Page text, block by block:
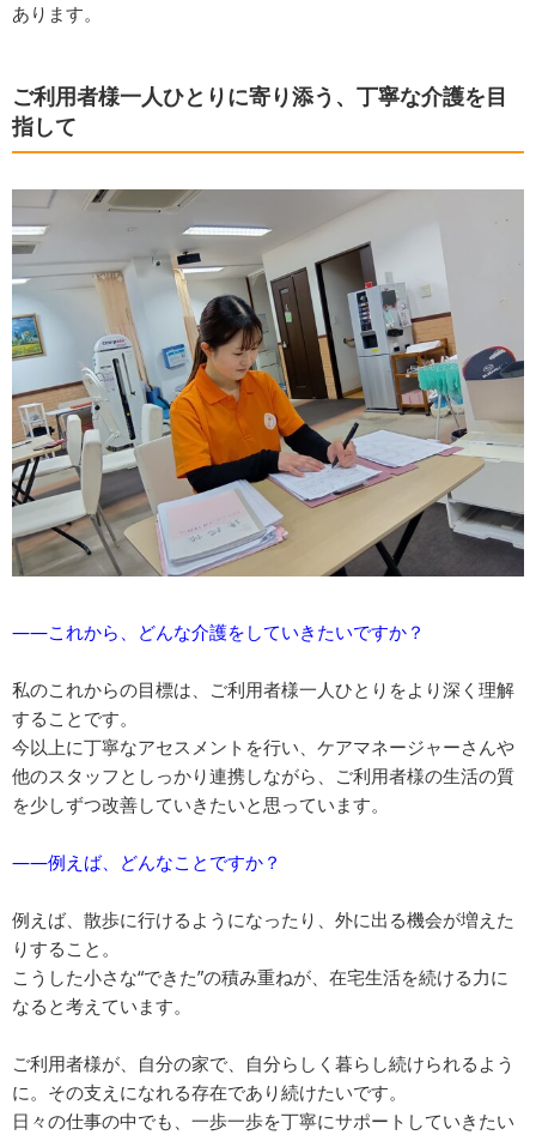
あります。
ご利用者様一人ひとりに寄り添う、丁寧な介護を目
指して
――これから、どんな介護をしていきたいですか？
私のこれからの目標は、ご利用者様一人ひとりをより深く理解
することです。
今以上に丁寧なアセスメントを行い、ケアマネージャーさんや
他のスタッフとしっかり連携しながら、ご利用者様の生活の質
を少しずつ改善していきたいと思っています。
――例えば、どんなことですか？
例えば、散歩に行けるようになったり、外に出る機会が増えた
りすること。
こうした小さな“できた”の積み重ねが、在宅生活を続ける力に
なると考えています。
ご利用者様が、自分の家で、自分らしく暮らし続けられるよう
に。その支えになれる存在であり続けたいです。
日々の仕事の中でも、一歩一歩を丁寧にサポートしていきたい